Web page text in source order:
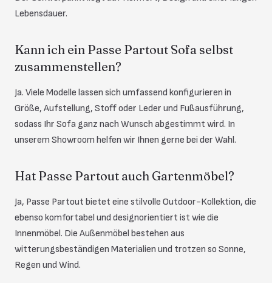
Lebensdauer.
Kann ich ein Passe Partout Sofa selbst
zusammenstellen?
Ja. Viele Modelle lassen sich umfassend konfigurieren in
Größe, Aufstellung, Stoff oder Leder und Fußausführung,
sodass Ihr Sofa ganz nach Wunsch abgestimmt wird. In
unserem Showroom helfen wir Ihnen gerne bei der Wahl.
Hat Passe Partout auch Gartenmöbel?
Ja, Passe Partout bietet eine stilvolle Outdoor-Kollektion, die
ebenso komfortabel und designorientiert ist wie die
Innenmöbel. Die Außenmöbel bestehen aus
witterungsbeständigen Materialien und trotzen so Sonne,
Regen und Wind.